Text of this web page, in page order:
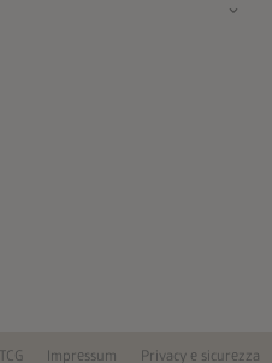
TCG Impressum Privacy e sicurezza